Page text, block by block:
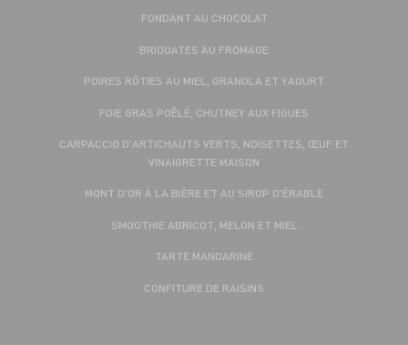
FONDANT AU CHOCOLAT
BRIOUATES AU FROMAGE
POIRES RÔTIES AU MIEL, GRANOLA ET YAOURT
FOIE GRAS POÊLÉ, CHUTNEY AUX FIGUES
CARPACCIO D'ARTICHAUTS VERTS, NOISETTES, ŒUF ET
VINAIGRETTE MAISON
MONT D'OR À LA BIÈRE ET AU SIROP D'ÉRABLE
SMOOTHIE ABRICOT, MELON ET MIEL
TARTE MANDARINE
CONFITURE DE RAISINS